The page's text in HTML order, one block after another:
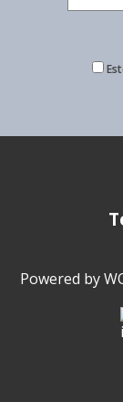
Powered by